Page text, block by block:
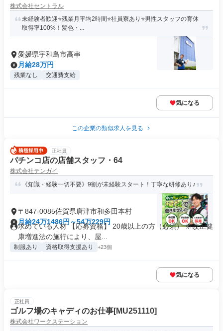
株式会社セントラル
未経験者歓迎⭐️残業月平均2時間⭐️社員寮あり⭐️男性スタッフの育休
取得率100%！髪色・...
愛媛県宇和島市高串
月給28万円
残業なし 交通費支給
気になる
この企業の類似求人を見る
正社員
パチンコ店の店舗スタッフ・64
株式会社テンガイ
《知識・経験一切不要》9割が未経験スタート！丁寧な研修あり♪
〒847-0085佐賀県唐津市和多田本村
月給24万1486円～54万229円
求めている人材 【応募資格】 20歳以上の方（必須） ※改正健
康増進法の施行により、屋...
制服あり 資格取得支援あり +23個
気になる
正社員
ゴルフ場のキャディのお仕事[MU251110]
株式会社ワークステーション